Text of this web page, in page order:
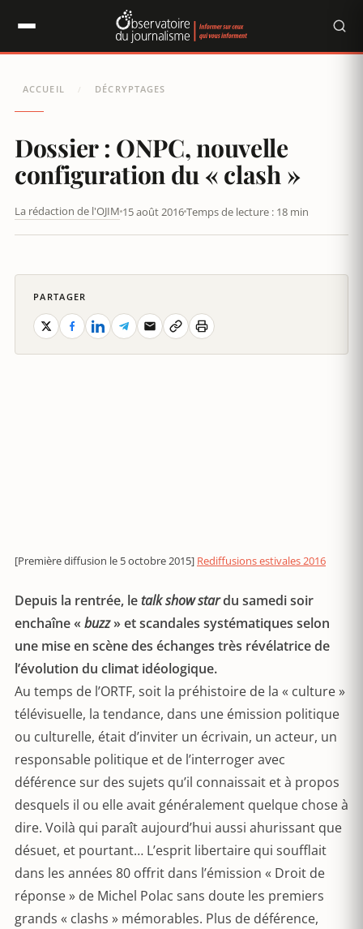
ACCUEIL / DÉCRYPTAGES
Dossier : ONPC, nouvelle
configuration du « clash »
La rédaction de l'OJIM 15 août 2016Temps de lecture : 18 min
[Première diffusion le 5 octobre 2015] Rediffusions estivales 2016
Depuis la rentrée, letalk show stardu samedi soir
enchaîne « buzz» et scandales systématiques selon
une mise en scène des échanges très révélatrice de
l’évolution du climat idéologique.
Au temps de l’ORTF, soit la préhistoire de la « culture »
télévisuelle, la tendance, dans une émission politique
ou culturelle, était d’inviter un écrivain, un acteur, un
responsable politique et de l’interroger avec
déférence sur des sujets qu’il connaissait et à propos
desquels il ou elle avait généralement quelque chose à
dire. Voilà qui paraît aujourd’hui aussi ahurissant que
désuet, et pourtant… L’esprit libertaire qui soufflait
dans les années 80 offrit dans l’émission « Droit de
réponse » de Michel Polac sans doute les premiers
grands « clashs » mémorables. Plus de déférence,
PARTAGER
Panneau de gestion des cookies